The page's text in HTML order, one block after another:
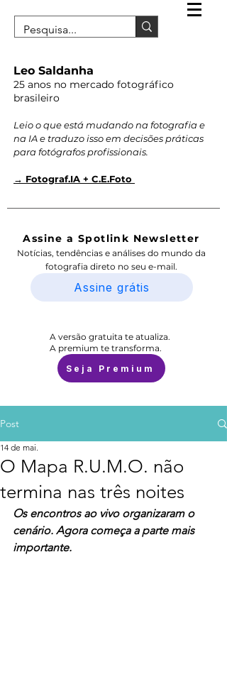
Leo Saldanha
25 anos no mercado fotográfico
brasileiro
Leio o que está mudando na fotografia e
na IA e traduzo isso em decisões práticas
para fotógrafos profissionais.
→ Fotograf.IA + C.E.Foto
Assine a Spotlink Newsletter
Notícias, tendências e análises do mundo da
fotografia direto no seu e-mail.
Assine grátis
A versão gratuita te atualiza.
A premium te transforma.
Seja Premium
Post
O Mapa R.U.M.O. não
termina nas três noites
14 de mai.
Os encontros ao vivo organizaram o
cenário. Agora começa a parte mais
importante.